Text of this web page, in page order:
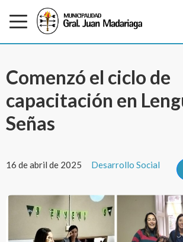
Comenzó el ciclo de
capacitación en
Señas
16 de abril de 2025 Desarrollo Social